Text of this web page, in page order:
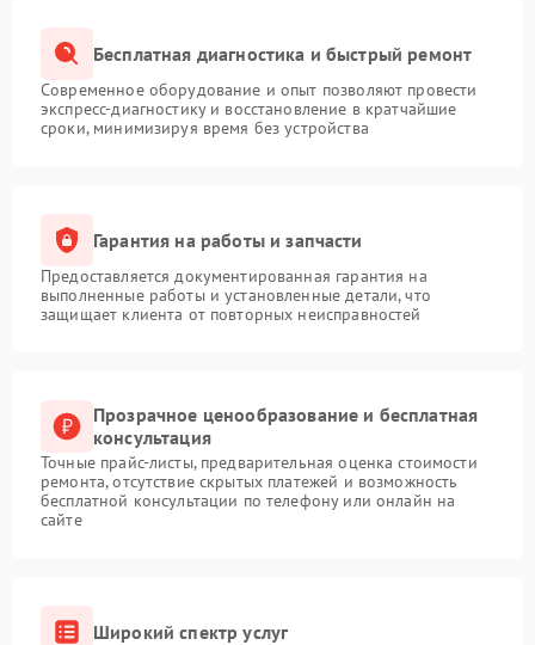
Бесплатная диагностика и быстрый ремонт
Современное оборудование и опыт позволяют провести
экспресс-диагностику и восстановление в кратчайшие
сроки, минимизируя время без устройства
Гарантия на работы и запчасти
Предоставляется документированная гарантия на
выполненные работы и установленные детали, что
защищает клиента от повторных неисправностей
Прозрачное ценообразование и бесплатная
консультация
Точные прайс-листы, предварительная оценка стоимости
ремонта, отсутствие скрытых платежей и возможность
бесплатной консультации по телефону или онлайн на
сайте
Широкий спектр услуг